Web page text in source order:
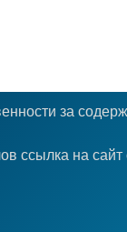
за
ссылка на сайт